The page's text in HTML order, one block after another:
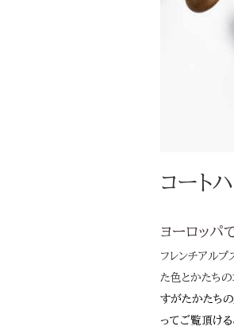
コート
ヨーロッパ
フレンチアルプ
た色とかたちの
すがたかたち
ってご覧頂け